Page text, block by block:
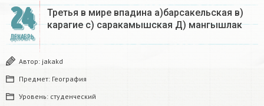
24
ДЕКАБРЬ
Третья в мире впадина а)барсакельская в)
карагие с) саракамышская Д) мангышлак​
Автор: jakakd
Предмет: География
Уровень: студенческий